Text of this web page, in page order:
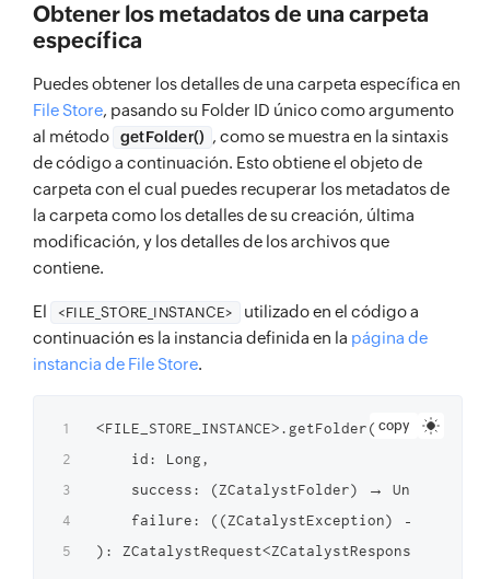
Obtener los metadatos de una carpeta
específica
Puedes obtener los detalles de una carpeta específica en
File Store, pasando su Folder ID único como argumento
al método
getFolder() , como se muestra en la sintaxis
de código a continuación. Esto obtiene el objeto de
carpeta con el cual puedes recuperar los metadatos de
la carpeta como los detalles de su creación, última
modificación, y los detalles de los archivos que
contiene.
El <FILE_STORE_INSTANCE>
utilizado en el código a
continuación es la instancia definida en la página de
instancia de File Store.
copy
<FILE_STORE_INSTANCE>.getFolder(
    id: Long,
    success: (ZCatalystFolder) → Unit,
    failure: ((ZCatalystException) → Unit)?